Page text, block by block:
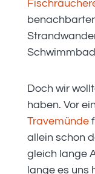
Doch wir
haben. Vor
Travemünde
allein schon
gleich lange
lange es uns